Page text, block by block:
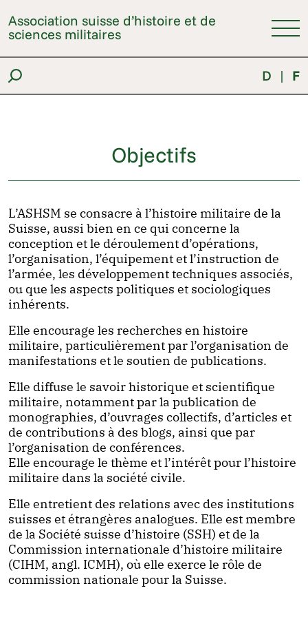
Association suisse d’histoire et de
sciences militaires
D | F
Objectifs
L’ASHSM se consacre à l’histoire militaire de la
Suisse, aussi bien en ce qui concerne la
conception et le déroulement d’opérations,
l’organisation, l’équipement et l’instruction de
l’armée, les développement techniques associés,
ou que les aspects politiques et sociologiques
inhérents.
Elle encourage les recherches en histoire
militaire, particulièrement par l’organisation de
manifestations et le soutien de publications.
Elle diffuse le savoir historique et scientifique
militaire, notamment par la publication de
monographies, d’ouvrages collectifs, d’articles et
de contributions à des blogs, ainsi que par
l’organisation de conférences.
Elle encourage le thème et l’intérêt pour l’histoire
militaire dans la société civile.
Elle entretient des relations avec des institutions
suisses et étrangères analogues. Elle est membre
de la Société suisse d’histoire (SSH) et de la
Commission internationale d’histoire militaire
(CIHM, angl. ICMH), où elle exerce le rôle de
commission nationale pour la Suisse.